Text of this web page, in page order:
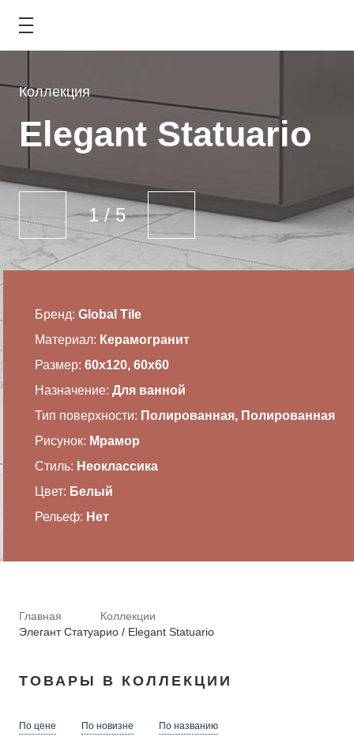
АКЦИИ
ТИПОВЫЕ РЕШЕНИЯ
ОПЛАТА И ДОСТАВКА
О КОМПАНИИ
ВАЖНОЕ
CОТРУДНИЧЕСТВО
КОНТАКТЫ
COLLECTION
Коллекция
Elegant Statuario
1/5
Бренд: Global Tile
Материал: Керамогранит
Размер: 60x120, 60x60
Назначение: Для ванной
Тип поверхности: Полированная, Полированная
Рисунок: Мрамор
Стиль: Неоклассика
Цвет: Белый
Рельеф: Нет
Главная
Коллекции
Элегант Статуарио / Elegant Statuario
ТОВАРЫ В КОЛЛЕКЦИИ
По цене По новизне По названию